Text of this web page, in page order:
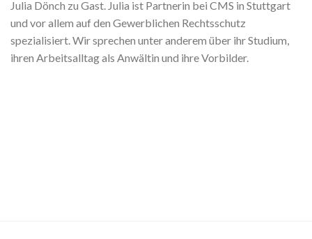
Julia Dönch zu Gast. Julia ist Partnerin bei CMS in Stuttgart
und vor allem auf den Gewerblichen Rechtsschutz
spezialisiert. Wir sprechen unter anderem über ihr Studium,
ihren Arbeitsalltag als Anwältin und ihre Vorbilder.